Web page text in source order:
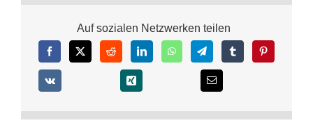
Auf sozialen Netzwerken teilen